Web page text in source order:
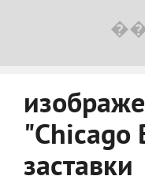
"Chicago
заставки